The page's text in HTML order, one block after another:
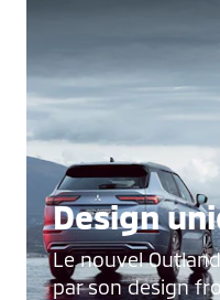
Design
Le nouvel
par son design